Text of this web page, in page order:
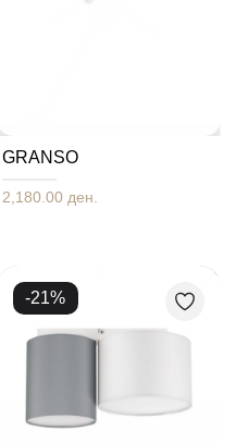
GRANSO
2,180.00 ден.
-21%